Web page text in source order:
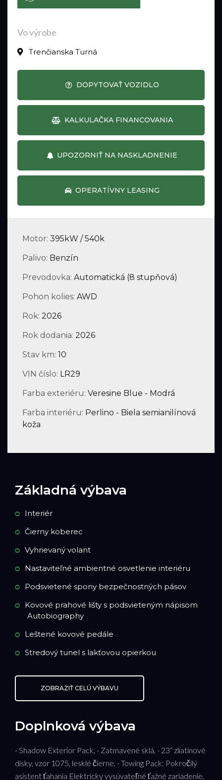
Vo výrobe
Trenčianska Turná
DOPYTOVAŤ VOZIDLO
KALKULAČKA FINANCOVANIA
UPOZORNIŤ NA NASKLADNENIE
OPERATÍVNY LEASING
Motor: 395kW / 540k
Palivo: Benzín
Prevodovka: Automatická (8 stupňová)
Pohon kolies: AWD
Rok: 2026
Rok dodania: 2026
Stav km: 10
VIN číslo: LR29
Farba exteriéru: Veresine Blue - Modrá
Farba interiéru: Perlino - Biela semianilínová
koža
Základná výbava
Interiér
Čierny koberec
Vyhrievaný volant
Nastaviteľné ambientné osvetlenie interiéru
Podsvietené spony bezpečnostných pásov
Kovové prahové lišty s podsvieteným nápisom
Autobiography
Leštené kovové pedále
Stredový tunel s lakťovou opierkou
ZOBRAZIŤ CELÚ VÝBAVU
Doplnková výbava
- Shadow Exterior Pack, - Zatmavené sklá, - 23“ zliatinové
disky, vzor 1075, lesklé čierne, - Towing Pack: Pokročilý
asistent ťahania Elektricky vysúvateľné ťažné zariadenie,